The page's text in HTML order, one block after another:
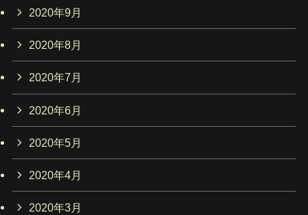
2020年9月
2020年8月
2020年7月
2020年6月
2020年5月
2020年4月
2020年3月